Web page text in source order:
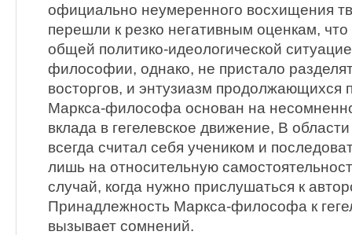
официально неумеренного восхищения
перешли к резко негативным оценкам, что
общей политико-идеологической
философии, однако, не пристало
восторгов, и энтузиазм продолжающихся
Маркса-философа основан на
вклада в гегелевское движение, В
всегда считал себя учеником и
лишь на относительную
случай, когда нужно прислушаться к
Принадлежность Маркса-философа к
вызывает сомнений.